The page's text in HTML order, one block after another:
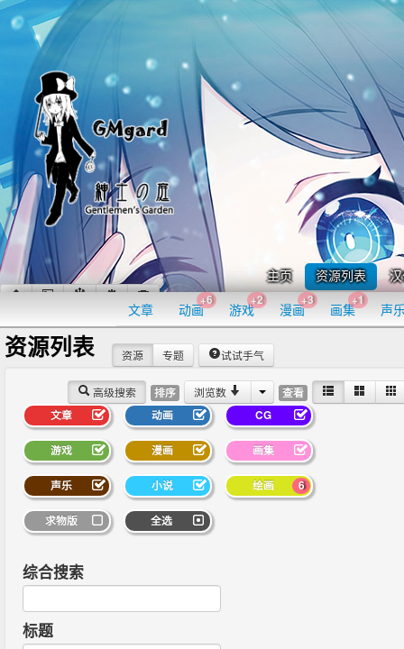
主页 资源列表
文章 动画
+6
游戏
+2
漫画
+3
画集
+1
声
资源列表
高级搜索 排序 浏览数 查看
资源 专题 试试手气
文章 动画 CG
游戏 漫画 画集
声乐 小说 6
绘画
求物版 全选
综合搜索
标题